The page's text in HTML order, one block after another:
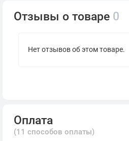
Отзывы о товаре 0
Нет отзывов об этом товаре.
Оплата
(11 способов оплаты)